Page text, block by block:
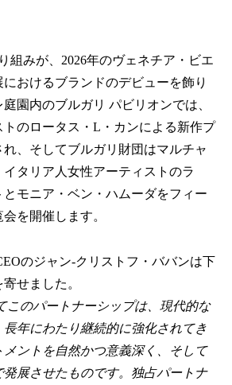
組みが、2026年のヴェネチア・ビエ
おけるブランドのデビューを飾り
園内のブルガリ パビリオンでは、
トのロータス・L・カンによる新作プ
れ、そしてブルガリ財団はマルチャ
タリア人女性アーティストのラ
モニア・ベン・ハムーダをフィー
を開催します。
のジャン-クリストフ・ババンは下
せました。
このパートナーシップは、現代的な
年にわたり継続的に強化されてき
メントを自然かつ意義深く、そして
発展させたものです。独占パートナ